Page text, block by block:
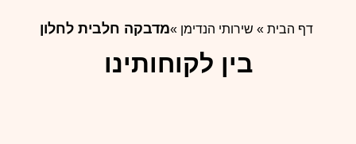
דף הבית » שירותי הנדימן »מדבקה חלבית לחלון
בין לקוחותינו